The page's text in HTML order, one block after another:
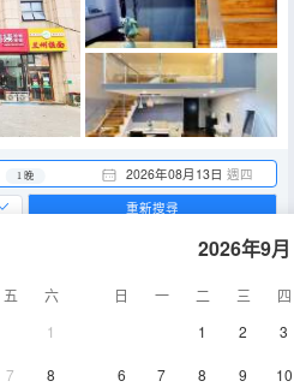
2026年08月13日 週四
1 晚
五
六
1
7 8
2026年9月
日 一 二 三
四
1
2 3
6 7 8 9 10
重新搜尋